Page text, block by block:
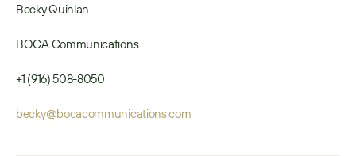
Becky Quinlan
BOCA Communications
+1 (916) 508-8050
becky@bocacommunications.com